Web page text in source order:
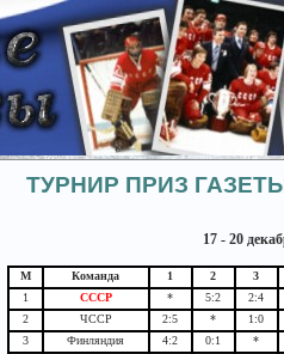
ТУРНИР ПРИЗ
17 - 20
М Команда 1 2 3
1
CCCP * 5:2 2:4
2
ЧССР 2:5 * 1:0
3
Финляндия 4:2 0:1 *